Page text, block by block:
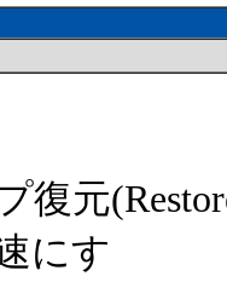
復元
にす